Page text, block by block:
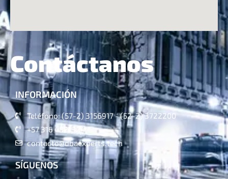
Contáctanos
INFORMACIÓN
Teléfono: (57-2) 3156917 - (52-2) 3722200
+57 316 4821324
contacto@dbaexperts.tech
SÍGUENOS